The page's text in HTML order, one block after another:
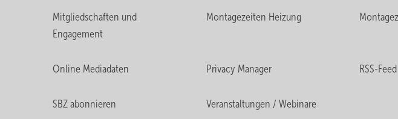
Mitgliedschaften und
Engagement
Montagezeiten Heizung
Online Mediadaten Privacy Manager RSS-Feed
SBZ abonnieren Veranstaltungen / Webinare